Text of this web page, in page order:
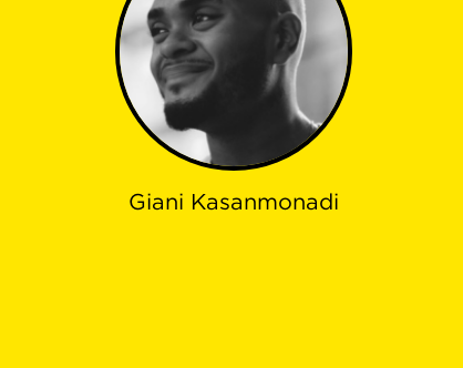
Giani Kasanmonadi